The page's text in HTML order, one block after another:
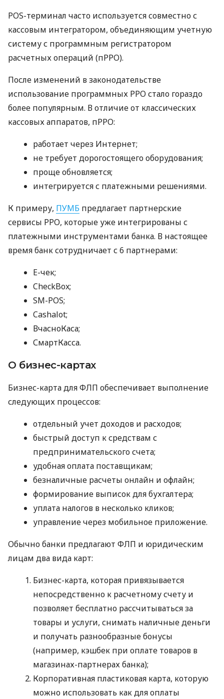
POS-терминал часто используется совместно с
кассовым интегратором, объединяющим учетную
систему с программным регистратором
расчетных операций (пРРО).
После изменений в законодательстве
использование программных РРО стало гораздо
более популярным. В отличие от классических
кассовых аппаратов, пРРО:
работает через Интернет;
не требует дорогостоящего оборудования;
проще обновляется;
интегрируется с платежными решениями.
К примеру, ПУМБ предлагает партнерские
сервисы РРО, которые уже интегрированы с
платежными инструментами банка. В настоящее
время банк сотрудничает с 6 партнерами:
E-чек;
CheckBox;
SM-POS;
Cashalot;
ВчасноКаса;
СмартКасса.
О бизнес-картах
Бизнес-карта для ФЛП обеспечивает выполнение
следующих процессов:
отдельный учет доходов и расходов;
быстрый доступ к средствам с
предпринимательского счета;
удобная оплата поставщикам;
безналичные расчеты онлайн и офлайн;
формирование выписок для бухгалтера;
уплата налогов в несколько кликов;
управление через мобильное приложение.
Обычно банки предлагают ФЛП и юридическим
лицам два вида карт:
Бизнес-карта, которая привязывается
непосредственно к расчетному счету и
позволяет бесплатно рассчитываться за
товары и услуги, снимать наличные деньги
и получать разнообразные бонусы
(например, кэшбек при оплате товаров в
магазинах-партнерах банка);
Корпоративная пластиковая карта, которую
можно использовать как для оплаты